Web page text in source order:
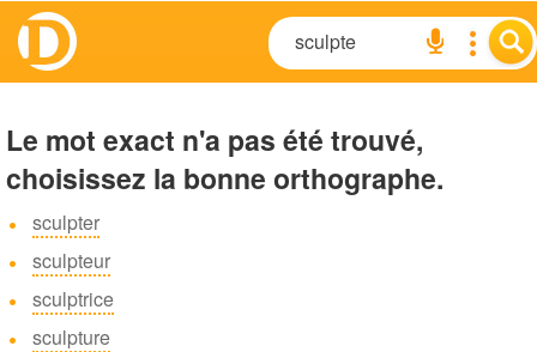
Le mot exact n'a pas été trouvé,
choisissez la bonne orthographe.
sculpter
sculpteur
sculptrice
sculpture